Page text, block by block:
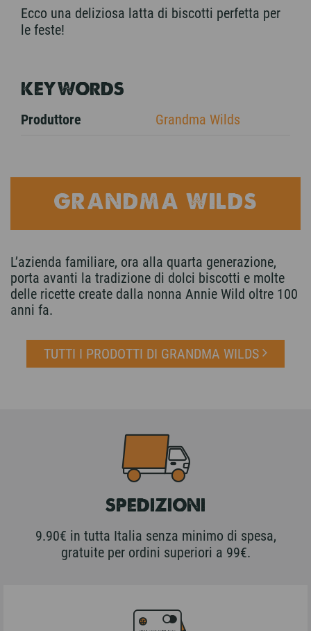
Ecco una deliziosa latta di biscotti perfetta per
le feste!
KEYWORDS
Produttore Grandma Wilds
GRANDMA WILDS
L’azienda familiare, ora alla quarta generazione,
porta avanti la tradizione di dolci biscotti e molte
delle ricette create dalla nonna Annie Wild oltre 100
anni fa.
TUTTI I PRODOTTI DI GRANDMA WILDS
SPEDIZIONI
9.90€ in tutta Italia senza minimo di spesa,
gratuite per ordini superiori a 99€.